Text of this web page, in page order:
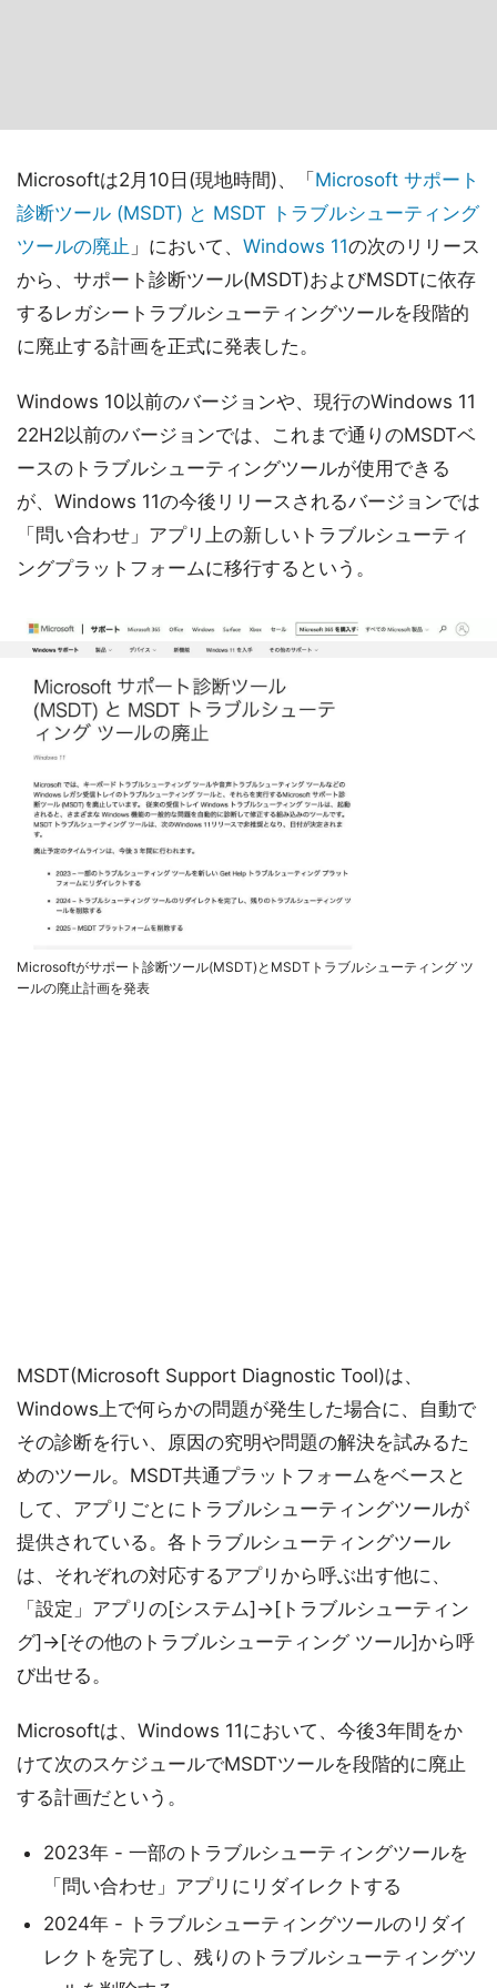
Microsoftは2月10日(現地時間)、「 Microsoft サポート
診断ツール (MSDT) と MSDT トラブルシューティング
ツールの廃止 」において、 Windows 11の次のリリース
から、サポート診断ツール(MSDT)およびMSDTに依存
するレガシートラブルシューティングツールを段階的
に廃止する計画を正式に発表した。
Windows 10以前のバージョンや、現行のWindows 11
22H2以前のバージョンでは、これまで通りのMSDTベ
ースのトラブルシューティングツールが使用できる
が、Windows 11の今後リリースされるバージョンでは
「問い合わせ」アプリ上の新しいトラブルシューティ
ングプラットフォームに移行するという。
Microsoftがサポート診断ツール(MSDT)とMSDTトラブルシューティング ツ
ールの廃止計画を発表
MSDT(Microsoft Support Diagnostic Tool)は、
Windows上で何らかの問題が発生した場合に、自動で
その診断を行い、原因の究明や問題の解決を試みるた
めのツール。MSDT共通プラットフォームをベースと
して、アプリごとにトラブルシューティングツールが
提供されている。各トラブルシューティングツール
は、それぞれの対応するアプリから呼ぶ出す他に、
「設定」アプリの[システム]→[トラブルシューティン
グ]→[その他のトラブルシューティング ツール]から呼
び出せる。
Microsoftは、Windows 11において、今後3年間をか
けて次のスケジュールでMSDTツールを段階的に廃止
する計画だという。
2023年 - 一部のトラブルシューティングツールを
「問い合わせ」アプリにリダイレクトする
2024年 - トラブルシューティングツールのリダイ
レクトを完了し、残りのトラブルシューティングツ